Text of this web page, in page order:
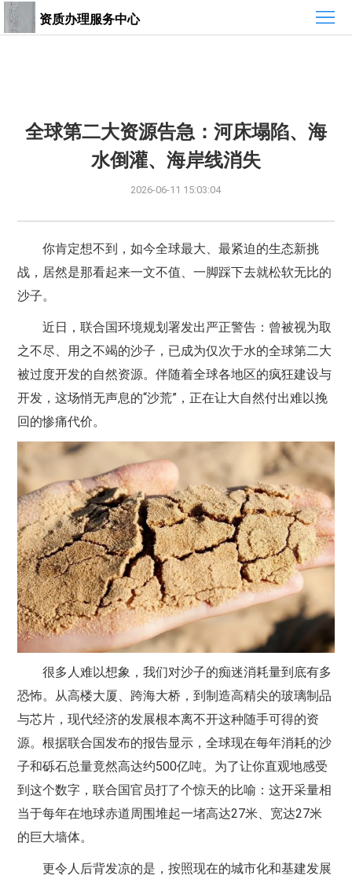
资质办理服务中心
首
全球第二大资源告急：河床塌陷、海
水倒灌、海岸线消失
2026-06-11 15:03:04
你肯定想不到，如今全球最大、最紧迫的生态新挑
战，居然是那看起来一文不值、一脚踩下去就松软无比的
沙子。
近日，联合国环境规划署发出严正警告：曾被视为取
之不尽、用之不竭的沙子，已成为仅次于水的全球第二大
被过度开发的自然资源。伴随着全球各地区的疯狂建设与
开发，这场悄无声息的“沙荒”，正在让大自然付出难以挽
回的惨痛代价。
很多人难以想象，我们对沙子的痴迷消耗量到底有多
恐怖。从高楼大厦、跨海大桥，到制造高精尖的玻璃制品
与芯片，现代经济的发展根本离不开这种随手可得的资
源。根据联合国发布的报告显示，全球现在每年消耗的沙
子和砾石总量竟然高达约500亿吨。为了让你直观地感受
到这个数字，联合国官员打了个惊天的比喻：这开采量相
当于每年在地球赤道周围堆起一堵高达27米、宽达27米
的巨大墙体。
更令人后背发凉的是，按照现在的城市化和基建发展